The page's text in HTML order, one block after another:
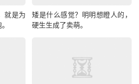
就是为
矮是什么感觉？明明想瞪人的，
硬生生成了卖萌。